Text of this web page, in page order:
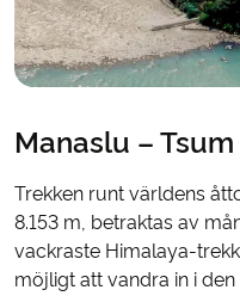
Manaslu –
Trekken runt världens
8.153 m, betraktas av
vackraste Himalaya-
möjligt att vandra in i